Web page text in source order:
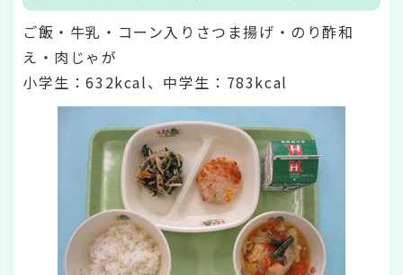
ご飯・牛乳・コーン入りさつま揚げ・のり酢和
え・肉じゃが
小学生：632kcal、中学生：783kcal